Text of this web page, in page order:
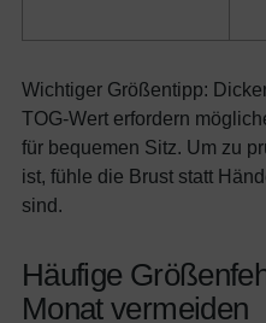
Wichtiger Größentipp:
TOG-Wert erfordern
für bequemen Sitz. Um zu
ist, fühle die Brust statt
sind.
Häufige
Monat vermeiden